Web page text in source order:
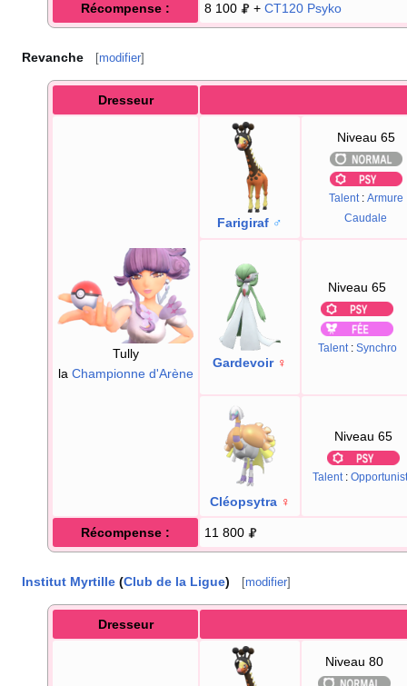
Récompense : 8 100 + CT120 Psyko
Revanche [modifier]
Dresseur
Tully
la Championne d'Arène
Farigiraf ♂
Niveau 65
Talent : Armure
Caudale
Gardevoir ♀
Niveau 65
Talent : Synchro
Cléopsytra ♀
Niveau 65
Talent :
Récompense : 11 800
Institut Myrtille (Club de la Ligue) [modifier]
Dresseur
Niveau 80